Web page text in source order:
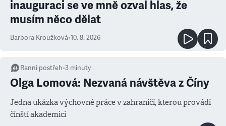
inauguraci se ve mně ozval hlas, že
musím něco dělat
Barbora Kroužková•10. 8. 2026
Ranní postřeh•3 minuty
Olga Lomová: Nezvaná návštěva z Číny
Jedna ukázka výchovné práce v zahraničí, kterou provádí
čínští akademici